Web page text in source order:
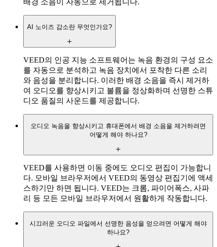
배경 소음이 자동으로 제거됩니다.
AI 노이즈 감소란 무엇인가요?
VEED의 인공 지능 소프트웨어는 녹음 환경의 구성 요소
를 자동으로 분석하고 녹음 장치에서 포착한 다른 소리
와 음성을 분리합니다. 이러한 배경 소음을 즉시 제거하
여 오디오를 향상시키고 볼륨을 정상화하며 선명한 스튜
디오 품질의 사운드를 제공합니다.
오디오 녹음을 향상시키고 휴대폰에서 배경 소음을 제거하려면
어떻게 해야 하나요?
VEED를 사용하면 이동 중에도 오디오 편집이 가능합니
다. 모바일 브라우저에서 VEED의 동영상 편집기에 액세
스하기만 하면 됩니다. VEED는 크롬, 파이어폭스, 사파
리 등 모든 모바일 브라우저에서 원활하게 작동합니다.
시끄러운 오디오 파일에서 선명한 음성을 얻으려면 어떻게 해야
하나요?